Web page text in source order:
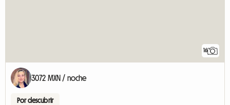
16
3072 MXN / noche
Por descubrir